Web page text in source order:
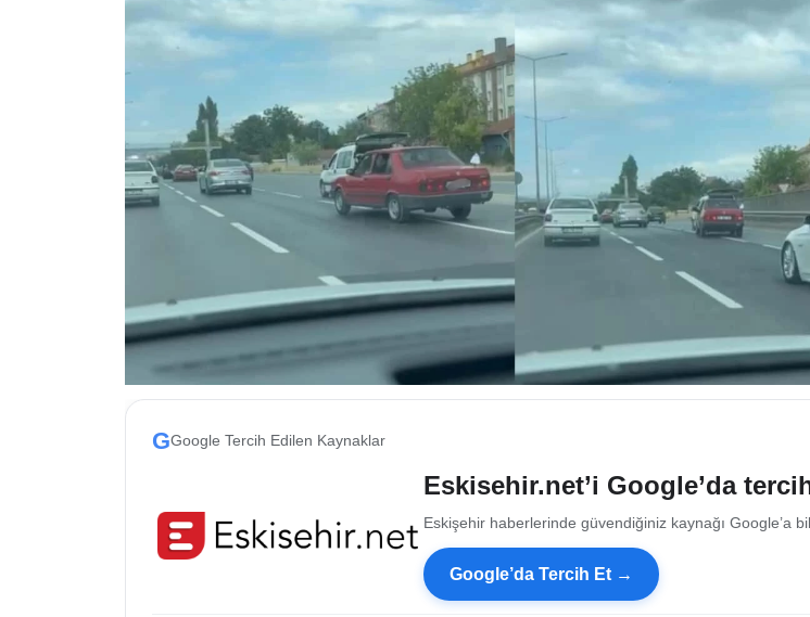
GGoogle Tercih Edilen Kaynaklar
Eskisehir.net’i Google’da
Eskişehir haberlerinde güvendiğiniz kaynağı Google’a
Google’da Tercih Et →
ESKİŞEHİR NÖBETÇİ ECZANELER
Eskişehir Haber İçerikleri
Eskişehir Hava Durumu
Eskişehir Tramvay Saatleri